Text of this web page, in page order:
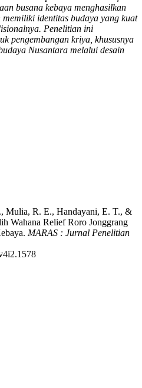
busana kebaya menghasilkan
identitas budaya yang kuat
Penelitian ini
pengembangan kriya, khususnya
Nusantara melalui desain
Mulia, R. E., Handayani, E. T., &
Wahana Relief Roro Jonggrang
MARAS : Jurnal Penelitian